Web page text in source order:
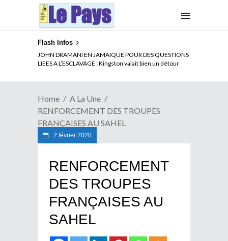
Flash Infos
JOHN DRAMANI EN JAMAIQUE POUR DES QUESTIONS
LIEES A L’ESCLAVAGE : Kingston valait bien un détour
ELECTION DE TALON A LA TETE DU SENAT BENINOIS :
Quand Patrice quitte le pouvoir sans partir !
Home
A La Une
RENFORCEMENT DES TROUPES
FRANÇAISES AU SAHEL
2 février 2020
RENFORCEMENT
DES TROUPES
FRANÇAISES AU
SAHEL